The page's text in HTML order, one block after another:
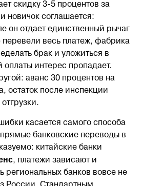
скидку 3-5 процентов за
новичок соглашается:
он отдает единственный рычаг
перевели весь платеж, фабрика
брак и уложиться в
интерес пропадает.
аванс 30 процентов на
остаток после инспекции
касается самого способа
банковские переводы в
китайские банки
, платежи зависают и
региональных банков вовсе не